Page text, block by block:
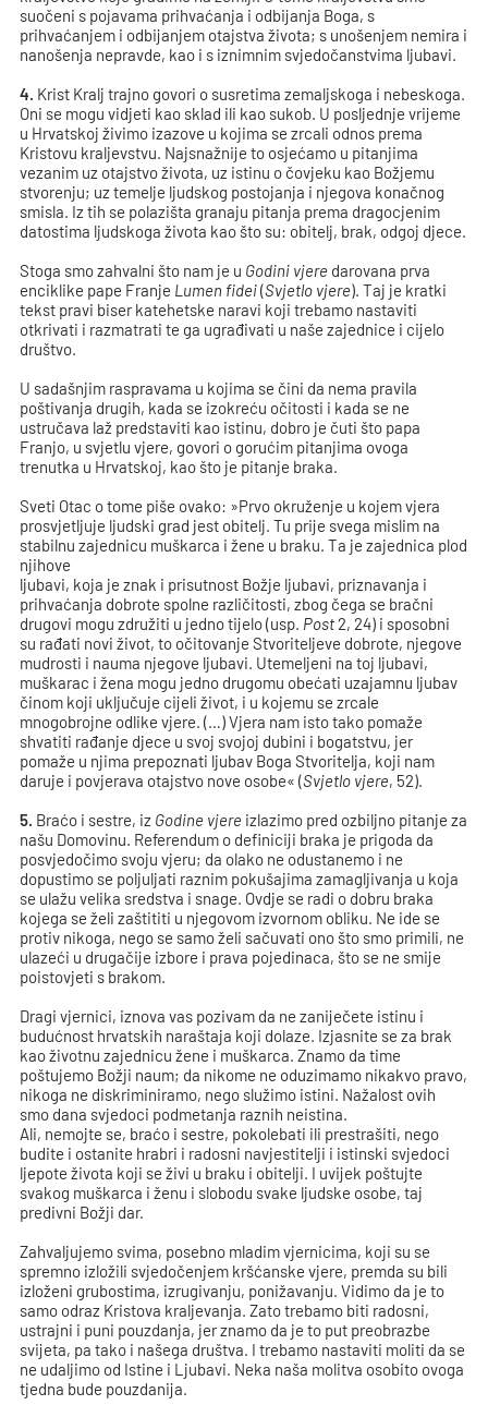
suočeni s pojavama prihvaćanja i odbijanja Boga, s
prihvaćanjem i odbijanjem otajstva života; s unošenjem nemira i
nanošenja nepravde, kao i s iznimnim svjedočanstvima ljubavi.
4. Krist Kralj trajno govori o susretima zemaljskoga i nebeskoga.
Oni se mogu vidjeti kao sklad ili kao sukob. U posljednje vrijeme
u Hrvatskoj živimo izazove u kojima se zrcali odnos prema
Kristovu kraljevstvu. Najsnažnije to osjećamo u pitanjima
vezanim uz otajstvo života, uz istinu o čovjeku kao Božjemu
stvorenju; uz temelje ljudskog postojanja i njegova konačnog
smisla. Iz tih se polazišta granaju pitanja prema dragocjenim
datostima ljudskoga života kao što su: obitelj, brak, odgoj djece.
Stoga smo zahvalni što nam je u Godini vjere darovana prva
enciklike pape Franje Lumen fidei(Svjetlo vjere). Taj je kratki
tekst pravi biser katehetske naravi koji trebamo nastaviti
otkrivati i razmatrati te ga ugrađivati u naše zajednice i cijelo
društvo.
U sadašnjim raspravama u kojima se čini da nema pravila
poštivanja drugih, kada se izokreću očitosti i kada se ne
ustručava laž predstaviti kao istinu, dobro je čuti što papa
Franjo, u svjetlu vjere, govori o gorućim pitanjima ovoga
trenutka u Hrvatskoj, kao što je pitanje braka.
Sveti Otac o tome piše ovako: »Prvo okruženje u kojem vjera
prosvjetljuje ljudski grad jest obitelj. Tu prije svega mislim na
stabilnu zajednicu muškarca i žene u braku. Ta je zajednica plod
njihove
ljubavi, koja je znak i prisutnost Božje ljubavi, priznavanja i
prihvaćanja dobrote spolne različitosti, zbog čega se bračni
drugovi mogu združiti u jedno tijelo (usp. Post 2, 24) i sposobni
su rađati novi život, to očitovanje Stvoriteljeve dobrote, njegove
mudrosti i nauma njegove ljubavi. Utemeljeni na toj ljubavi,
muškarac i žena mogu jedno drugomu obećati uzajamnu ljubav
činom koji uključuje cijeli život, i u kojemu se zrcale
mnogobrojne odlike vjere. (…) Vjera nam isto tako pomaže
shvatiti rađanje djece u svoj svojoj dubini i bogatstvu, jer
pomaže u njima prepoznati ljubav Boga Stvoritelja, koji nam
daruje i povjerava otajstvo nove osobe« (Svjetlo vjere, 52).
5. Braćo i sestre, iz Godine vjere izlazimo pred ozbiljno pitanje za
našu Domovinu. Referendum o definiciji braka je prigoda da
posvjedočimo svoju vjeru; da olako ne odustanemo i ne
dopustimo se poljuljati raznim pokušajima zamagljivanja u koja
se ulažu velika sredstva i snage. Ovdje se radi o dobru braka
kojega se želi zaštititi u njegovom izvornom obliku. Ne ide se
protiv nikoga, nego se samo želi sačuvati ono što smo primili, ne
ulazeći u drugačije izbore i prava pojedinaca, što se ne smije
poistovjeti s brakom.
Dragi vjernici, iznova vas pozivam da ne zaniječete istinu i
budućnost hrvatskih naraštaja koji dolaze. Izjasnite se za brak
kao životnu zajednicu žene i muškarca. Znamo da time
poštujemo Božji naum; da nikome ne oduzimamo nikakvo pravo,
nikoga ne diskriminiramo, nego služimo istini. Nažalost ovih
smo dana svjedoci podmetanja raznih neistina.
Ali, nemojte se, braćo i sestre, pokolebati ili prestrašiti, nego
budite i ostanite hrabri i radosni navjestitelji i istinski svjedoci
ljepote života koji se živi u braku i obitelji. I uvijek poštujte
svakog muškarca i ženu i slobodu svake ljudske osobe, taj
predivni Božji dar.
Zahvaljujemo svima, posebno mladim vjernicima, koji su se
spremno izložili svjedočenjem kršćanske vjere, premda su bili
izloženi grubostima, izrugivanju, ponižavanju. Vidimo da je to
samo odraz Kristova kraljevanja. Zato trebamo biti radosni,
ustrajni i puni pouzdanja, jer znamo da je to put preobrazbe
svijeta, pa tako i našega društva. I trebamo nastaviti moliti da se
ne udaljimo od Istine i Ljubavi. Neka naša molitva osobito ovoga
tjedna bude pouzdanija.